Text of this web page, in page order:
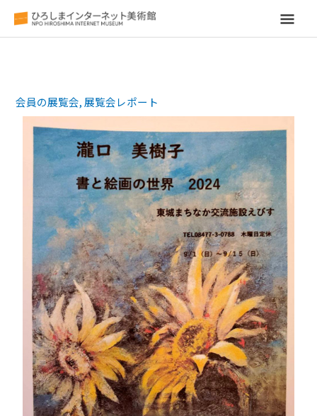
メ
メ
ニ
ュ
ー
会員の展覧会,展覧会レポート